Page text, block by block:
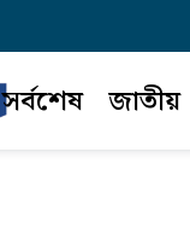
সর্বশেষ জাতীয়